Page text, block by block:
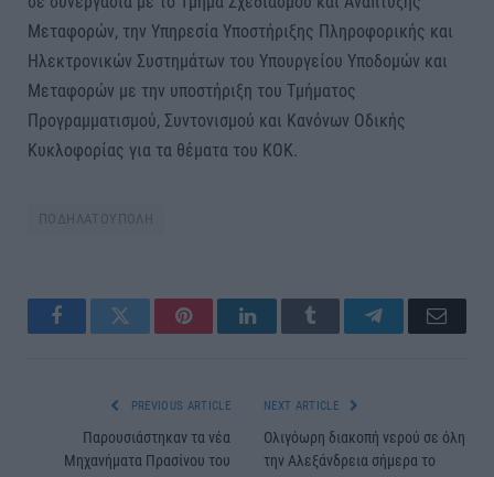
Μεταφορών, την Υπηρεσία Υποστήριξης Πληροφορικής και
Ηλεκτρονικών Συστημάτων του Υπουργείου Υποδομών και
Μεταφορών με την υποστήριξη του Τμήματος
Προγραμματισμού, Συντονισμού και Κανόνων Οδικής
Κυκλοφορίας για τα θέματα του ΚΟΚ.
ΠΟΔΗΛΑΤΟΥΠΟΛΗ
FacebookTwitter PinterestLinkedInTumblr TelegramEmail
PREVIOUS ARTICLE
Παρουσιάστηκαν τα νέα
Μηχανήματα Πρασίνου του
NEXT ARTICLE
Ολιγόωρη διακοπή νερού σε όλη
την Αλεξάνδρεια σήμερα το